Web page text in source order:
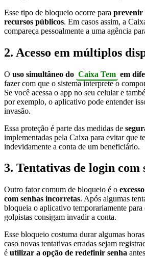
Esse tipo de bloqueio ocorre para prevenir
recursos públicos. Em casos assim, a
compareça pessoalmente a uma agência
2. Acesso em múltiplos
O uso simultâneo do Caixa Tem em
fazer com que o sistema interprete o
Se você acessa o app no seu celular e
por exemplo, o aplicativo pode entender
invasão.
Essa proteção é parte das medidas de
implementadas pela Caixa para evitar que
indevidamente a conta de um beneficiário.
3. Tentativas de login com
Outro fator comum de bloqueio é o
com senhas incorretas. Após algumas
bloqueia o aplicativo temporariamente para
golpistas consigam invadir a conta.
Esse bloqueio costuma durar algumas
caso novas tentativas erradas sejam
é utilizar a opção de redefinir senha